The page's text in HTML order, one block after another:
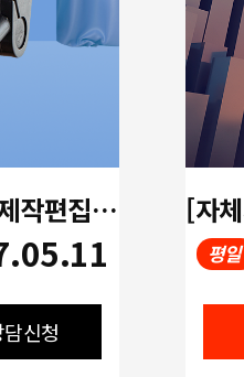
[멀티미디어]생성형AI활용 영상제작편집(UI/UX디자인,프리미어,에프터이펙트,ChatGPT)
신청
평일